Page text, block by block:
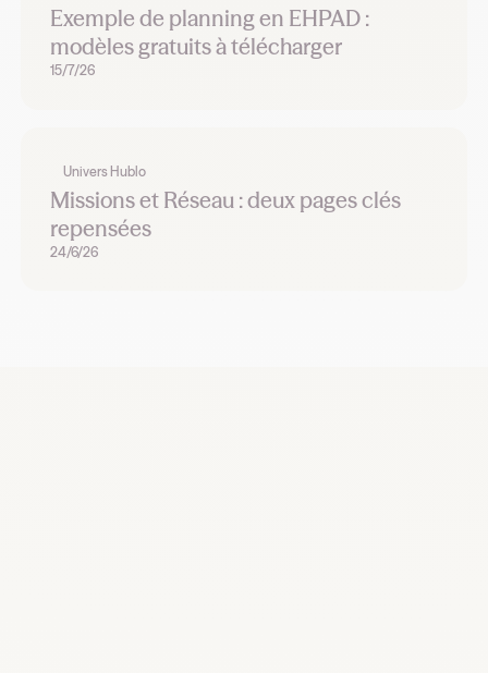
Exemple de planning en EHPAD :
modèles gratuits à télécharger
15/7/26
Univers Hublo
Missions et Réseau : deux pages clés
repensées
24/6/26